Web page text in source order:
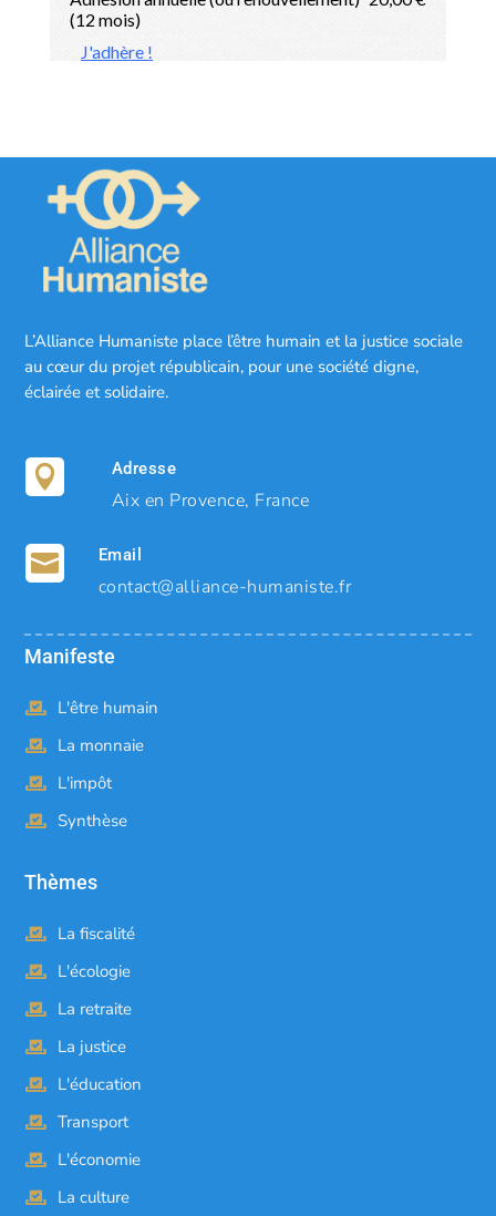
L’Alliance Humaniste place l’être humain et la justice sociale
au cœur du projet républicain, pour une société digne,
éclairée et solidaire.
 Adresse
Aix en Provence, France
 Email
contact@alliance-humaniste.fr
Manifeste
L'être humain
La monnaie
L'impôt
Synthèse
Thèmes
La fiscalité
L'écologie
La retraite
La justice
L'éducation
Transport
L'économie
La culture